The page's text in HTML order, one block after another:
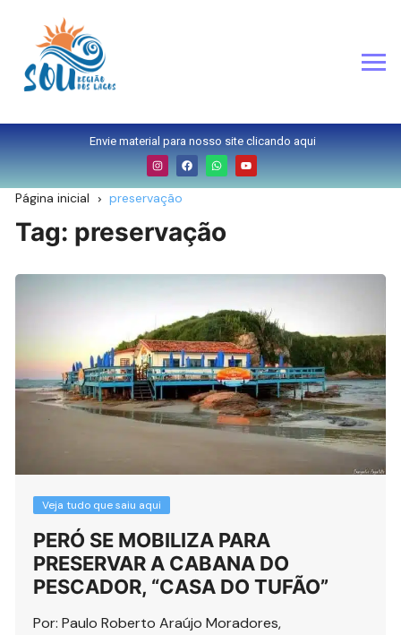
Envie material para nosso site clicando aqui
Página inicial preservação
Tag: preservação
Veja tudo que saiu aqui
PERÓ SE MOBILIZA PARA
PRESERVAR A CABANA DO
PESCADOR, “CASA DO TUFÃO”
Por: Paulo Roberto Araújo Moradores,